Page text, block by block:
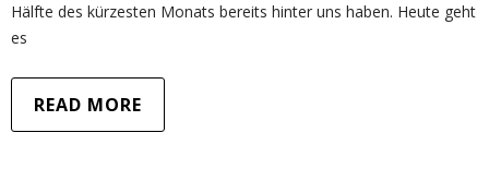
Hälfte des kürzesten Monats bereits hinter uns haben. Heute geht
es
READ MORE